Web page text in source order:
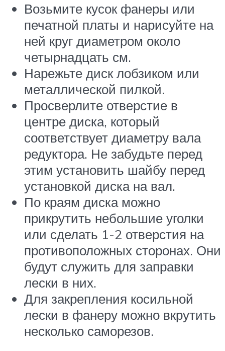
Возьмите кусок фанеры или
печатной платы и нарисуйте на
ней круг диаметром около
четырнадцать см.
Нарежьте диск лобзиком или
металлической пилкой.
Просверлите отверстие в
центре диска, который
соответствует диаметру вала
редуктора. Не забудьте перед
этим установить шайбу перед
установкой диска на вал.
По краям диска можно
прикрутить небольшие уголки
или сделать 1-2 отверстия на
противоположных сторонах. Они
будут служить для заправки
лески в них.
Для закрепления косильной
лески в фанеру можно вкрутить
несколько саморезов.